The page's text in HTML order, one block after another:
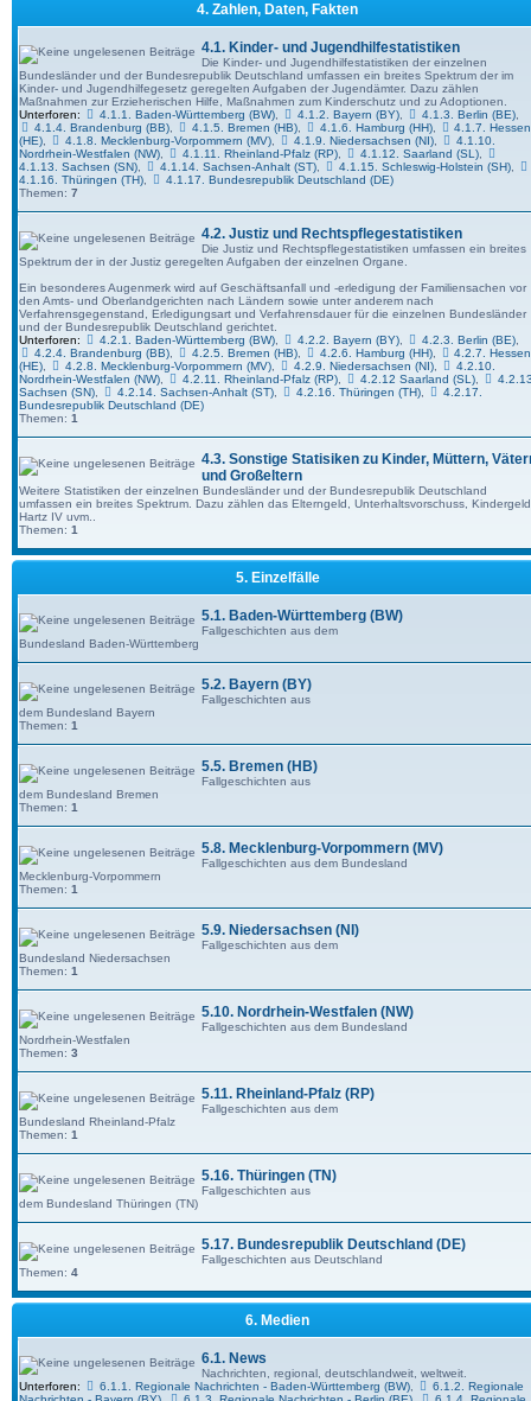
4. Zahlen, Daten, Fakten
4.1. Kinder- und Jugendhilfestatistiken
Die Kinder- und Jugendhilfestatistiken der einzelnen
Bundesländer und der Bundesrepublik Deutschland umfassen ein breites Spektrum der im
Kinder- und Jugend­hilfe­gesetz ge­regel­ten Aufgaben der Jugend­ämter. Dazu zählen
Maßnahmen zur Erzieherischen Hilfe, Maßnahmen zum Kinder­schutz und zu Adoptionen.
Unterforen:
4.1.1. Baden-Württemberg (BW), 4.1.2. Bayern (BY), 4.1.3. Berlin (BE),
4.1.4. Brandenburg (BB), 4.1.5. Bremen (HB), 4.1.6. Hamburg (HH),
4.1.7. Hessen
(HE)
4.1.8. Mecklenburg-Vorpommern (MV), 4.1.9. Niedersachsen (NI),
4.1.10.
Nordrhein-Westfalen (NW)
4.1.11. Rheinland-Pfalz (RP), 4.1.12. Saarland (SL),
4.1.13. Sachsen (SN)
4.1.14. Sachsen-Anhalt (ST), 4.1.15. Schleswig-Holstein (SH),
4.1.16. Thüringen (TH)
4.1.17. Bundesrepublik Deutschland (DE)
Themen: 7
4.2. Justiz und Rechtspflegestatistiken
Die Justiz und Rechtspflegestatistiken umfassen ein breites
Spektrum der in der Justiz ge­regel­ten Aufgaben der einzelnen Organe.
Ein besonderes Augenmerk wird auf Geschäftsanfall und -erledigung der Familiensachen vor
den Amts- und Oberlandgerichten nach Ländern sowie unter anderem nach
Verfahrensgegenstand, Erledigungsart und Verfahrensdauer für die einzelnen Bundesländer
und der Bundesrepublik Deutschland gerichtet.
Unterforen:
4.2.1. Baden-Württemberg (BW), 4.2.2. Bayern (BY), 4.2.3. Berlin (BE),
4.2.4. Brandenburg (BB), 4.2.5. Bremen (HB), 4.2.6. Hamburg (HH),
4.2.7. Hessen
(HE)
4.2.8. Mecklenburg-Vorpommern (MV), 4.2.9. Niedersachsen (NI),
4.2.10.
Nordrhein-Westfalen (NW)
4.2.11. Rheinland-Pfalz (RP), 4.2.12 Saarland (SL),
Sachsen (SN)
4.2.14. Sachsen-Anhalt (ST), 4.2.16. Thüringen (TH),
4.2.17.
Bundesrepublik Deutschland (DE)
Themen: 1
4.3. Sonstige Statisiken zu Kinder, Müttern,
und Großeltern
Weitere Statistiken der einzelnen Bundesländer und der Bundesrepublik Deutschland
umfassen ein breites Spektrum. Dazu zählen das Elterngeld, Unterhaltsvorschuss,
Hartz IV uvm..
Themen: 1
5. Einzelfälle
5.1. Baden-Württemberg (BW)
Fallgeschichten aus dem
Bundesland Baden-Württemberg
5.2. Bayern (BY)
Fallgeschichten aus
dem Bundesland Bayern
Themen: 1
5.5. Bremen (HB)
Fallgeschichten aus
dem Bundesland Bremen
Themen: 1
5.8. Mecklenburg-Vorpommern (MV)
Fallgeschichten aus dem Bundesland
Mecklenburg-Vorpommern
Themen: 1
5.9. Niedersachsen (NI)
Fallgeschichten aus dem
Bundesland Niedersachsen
Themen: 1
5.10. Nordrhein-Westfalen (NW)
Fallgeschichten aus dem Bundesland
Nordrhein-Westfalen
Themen: 3
5.11. Rheinland-Pfalz (RP)
Fallgeschichten aus dem
Bundesland Rheinland-Pfalz
Themen: 1
5.16. Thüringen (TN)
Fallgeschichten aus
dem Bundesland Thüringen (TN)
5.17. Bundesrepublik Deutschland (DE)
Fallgeschichten aus Deutschland
Themen: 4
6. Medien
6.1. News
Nachrichten, regional, deutschlandweit, weltweit.
Unterforen:
6.1.1. Regionale Nachrichten - Baden-Württemberg (BW),
6.1.2. Regionale